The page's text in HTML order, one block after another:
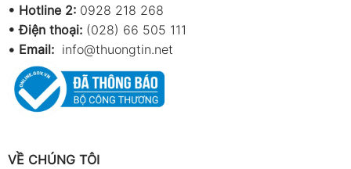
• Hotline 2: 0928 218 268
• Điện thoại: (028) 66 505 111
• Email: info@thuongtin.net
VỀ CHÚNG TÔI